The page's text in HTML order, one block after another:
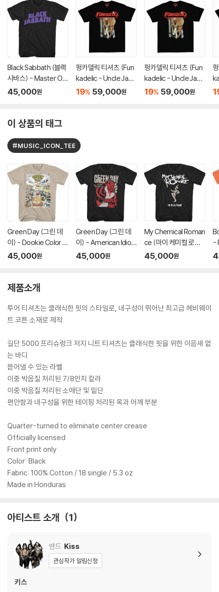
Black Sabbath (블랙
사바스) - Master Of
Reality T-shirt - XL
45,000원
펑카델릭 티셔츠 (Fun
kadelic - Uncle Jam
Peacock Chair - He
19% 59,000원
펑카델릭 티셔츠 (Fun
kadelic - Uncle Jam
Peacock Chair - He
19% 59,000원
이 상품의 태그
#MUSIC_ICON_TEE
Green Day (그린 데
이) - Dookie Color S
cene T-Shirt - Medi
45,000원
Green Day (그린 데
이) - American Idiot
Hysteria T-Shirt - 2
45,000원
My Chemical Roman
ce (마이 케미컬 로맨
스) - Black Parade B
45,000원
-
제품소개
투어 티셔츠는 클래식한 핏의 스타일로, 내구성이 뛰어난 최고급 헤비웨이
트 코튼 소재로 제작.
길단 5000 프리슈렁크 저지 니트 티셔츠는 클래식한 핏을 위한 이음새 없
는 바디
뜯어낼 수 있는 라벨
이중 박음질 처리된 7/8인치 칼라
이중 박음질 처리된 소매단 및 밑단
편안함과 내구성을 위한 테이핑 처리된 목과 어깨 부분
Quarter-turned to eliminate center crease
Officially licensed
Front print only
Color: Black
Fabric: 100% Cotton / 18 single / 5.3 oz
Made in Honduras
아티스트 소개 1
밴드 Kiss
관심작가 알림신청
키스